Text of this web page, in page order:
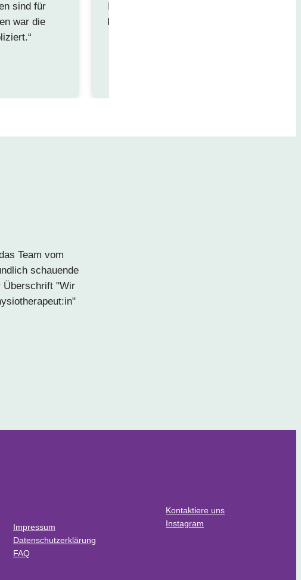
sind für
war die
Die Freundlichkeit aller Mitarbeiter ist
komplett und uneingeschränkt
Impressum
Datenschutzerklärung
FAQ
Kontaktiere uns
Instagram